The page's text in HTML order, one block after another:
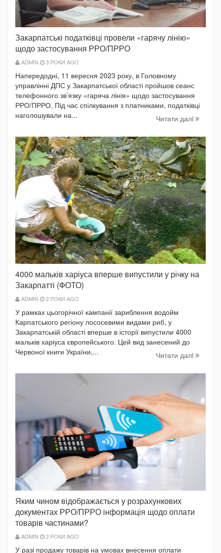
Закарпатські податківці провели «гарячу лінію»
щодо застосування РРО/ПРРО
ADMIN 3 РОКИ AGO
Напередодні, 11 вересня 2023 року, в Головному
управлінні ДПС у Закарпатської області пройшов сеанс
телефонного зв’язку «гаряча лінія» щодо застосування
РРО/ПРРО. Під час спілкування з платниками, податківці
наголошували на...
Читати далi
4000 мальків харіуса вперше випустили у річку на
Закарпатті (ФОТО)
ADMIN 2 РОКИ AGO
У рамках цьогорічної кампанії зариблення водойм
Карпатського регіону лососевими видами риб, у
Закарпатській області вперше в історії випустили 4000
мальків харіуса європейського. Цей вид занесений до
Червоної книги України,...
Читати далi
Яким чином відображається у розрахункових
документах РРО/ПРРО інформація щодо оплати
товарів частинами?
ADMIN 2 РОКИ AGO
У разі продажу товарів на умовах внесення оплати